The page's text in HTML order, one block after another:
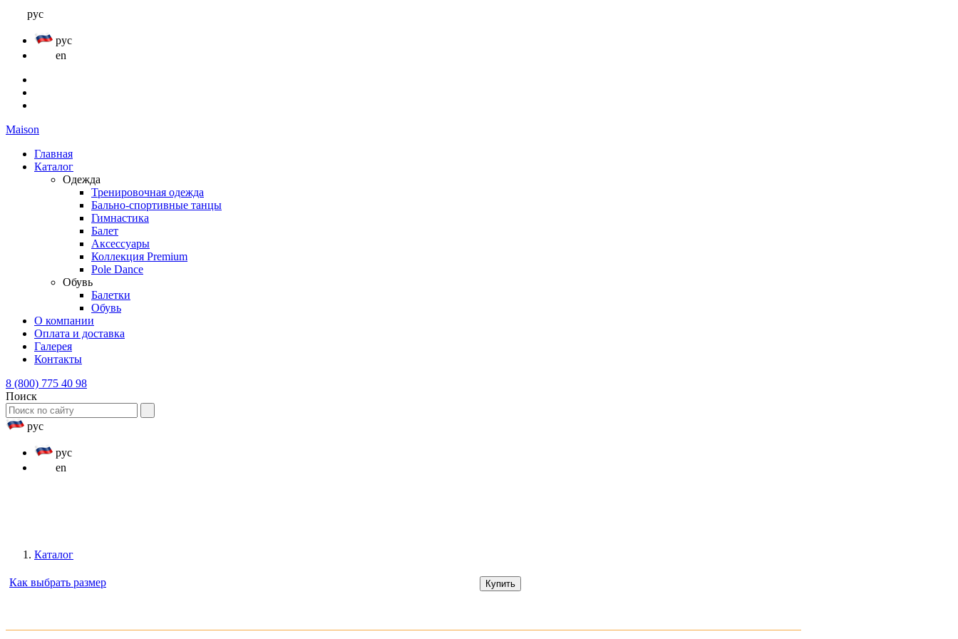
рус
рус
en
Maison
Главная
Каталог
Одежда
Тренировочная одежда
Бально-спортивные танцы
Гимнастика
Балет
Аксессуары
Коллекция Premium
Pole Dance
Обувь
Балетки
Обувь
О компании
Оплата и доставка
Галерея
Контакты
8 (800) 775 40 98
Поиск
рус
рус
en
Каталог
Как выбрать размер